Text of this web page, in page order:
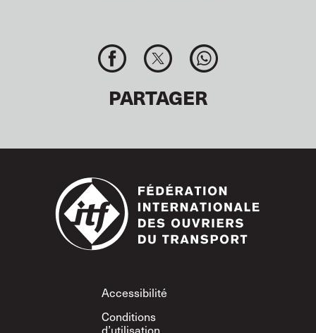
PARTAGER
Footer
Accessibilité
Conditions
d’utilisation